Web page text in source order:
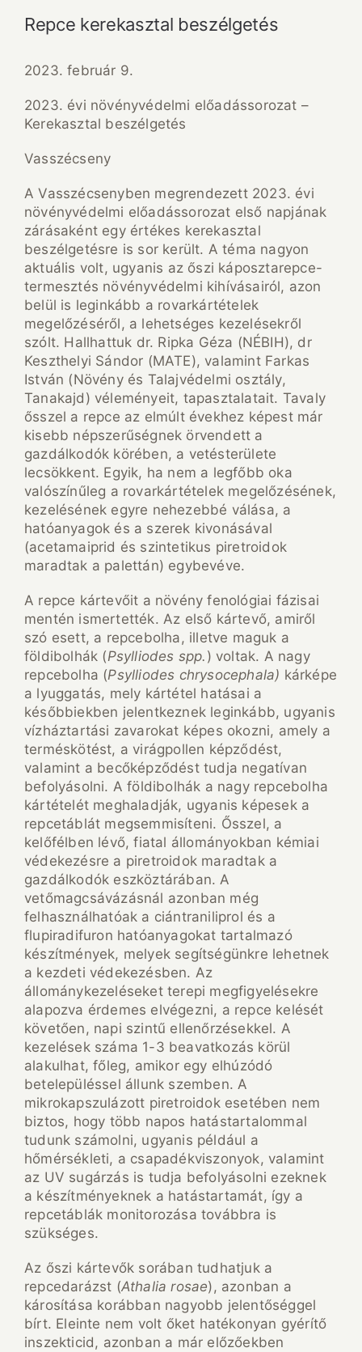
Repce kerekasztal beszélgetés
2023. február 9.
2023. évi növényvédelmi előadássorozat –
Kerekasztal beszélgetés
Vasszécseny
A Vasszécsenyben megrendezett 2023. évi
növényvédelmi előadássorozat első napjának
zárásaként egy értékes kerekasztal
beszélgetésre is sor került. A téma nagyon
aktuális volt, ugyanis az őszi káposztarepce-
termesztés növényvédelmi kihívásairól, azon
belül is leginkább a rovarkártételek
megelőzéséről, a lehetséges kezelésekről
szólt. Hallhattuk dr. Ripka Géza (NÉBIH), dr
Keszthelyi Sándor (MATE), valamint Farkas
István (Növény és Talajvédelmi osztály,
Tanakajd) véleményeit, tapasztalatait. Tavaly
ősszel a repce az elmúlt évekhez képest már
kisebb népszerűségnek örvendett a
gazdálkodók körében, a vetésterülete
lecsökkent. Egyik, ha nem a legfőbb oka
valószínűleg a rovarkártételek megelőzésének,
kezelésének egyre nehezebbé válása, a
hatóanyagok és a szerek kivonásával
(acetamaiprid és szintetikus piretroidok
maradtak a palettán) egybevéve.
A repce kártevőit a növény fenológiai fázisai
mentén ismertették. Az első kártevő, amiről
szó esett, a repcebolha, illetve maguk a
földibolhák (Psylliodes spp. ) voltak. A nagy
repcebolha (Psylliodes chrysocephala) kárképe
a lyuggatás, mely kártétel hatásai a
későbbiekben jelentkeznek leginkább, ugyanis
vízháztartási zavarokat képes okozni, amely a
terméskötést, a virágpollen képződést,
valamint a becőképződést tudja negatívan
befolyásolni. A földibolhák a nagy repcebolha
kártételét meghaladják, ugyanis képesek a
repcetáblát megsemmisíteni. Ősszel, a
kelőfélben lévő, fiatal állományokban kémiai
védekezésre a piretroidok maradtak a
gazdálkodók eszköztárában. A
vetőmagcsávázásnál azonban még
felhasználhatóak a ciántraniliprol és a
flupiradifuron hatóanyagokat tartalmazó
készítmények, melyek segítségünkre lehetnek
a kezdeti védekezésben. Az
állománykezeléseket terepi megfigyelésekre
alapozva érdemes elvégezni, a repce kelését
követően, napi szintű ellenőrzésekkel. A
kezelések száma 1-3 beavatkozás körül
alakulhat, főleg, amikor egy elhúzódó
betelepüléssel állunk szemben. A
mikrokapszulázott piretroidok esetében nem
biztos, hogy több napos hatástartalommal
tudunk számolni, ugyanis például a
hőmérsékleti, a csapadékviszonyok, valamint
az UV sugárzás is tudja befolyásolni ezeknek
a készítményeknek a hatástartamát, így a
repcetáblák monitorozása továbbra is
szükséges.
Az őszi kártevők sorában tudhatjuk a
repcedarázst (Athalia rosae), azonban a
károsítása korábban nagyobb jelentőséggel
bírt. Eleinte nem volt őket hatékonyan gyérítő
inszekticid, azonban a már előzőekben